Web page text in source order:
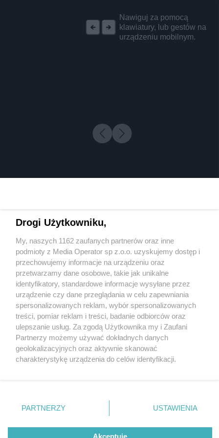
Nawiguj za pomocą
klawiatury, lub gestów na
urządzeniu mobilnym.
5 / 0
Wydawca mediów lokalnych
Nie zapomnij
zapoznać się z:
polityką prywatności regulamin korzystania z portali
Twojemiasto
Piekary Śląskie
Chorzów
Tarnowskie Góry
Gliwice
Skontakuj sięz nami
Kontakt
Wydawca
Redakcja
Drogi Użytkowniku,
My, naszych 1162 zaufanych partnerów oraz inne
podmioty z Media Operator sp z.o.o. uzyskujemy dostęp i
przechowujemy informacje na urządzeniu oraz
przetwarzamy dane osobowe, takie jak unikalne
identyfikatory, standardowe informacje wysyłane przez
urządzenie czy dane przeglądania w celu zapewniania
spersonalizowanych reklam, wybór spersonalizowanych
treści, pomiar reklam i treści, badanie odbiorców oraz
ulepszanie usług. Za zgodą Użytkownika my i Zaufani
Partnerzy możemy używać dokładnych danych
geolokalizacyjnych oraz aktywnie skanować
charakterystykę urządzenia do celów identyfikacji.
zmienić/wycofać klikając przycisk ustawień prywatności
znajdujący się w lewym dolnym rogu strony
rodzaje przetwarzania danych nie wymagają zgody
użytkownika, ale masz prawo sprzeciwić się takiemu
PARTNERZY USTAWIENIA
Akceptuję